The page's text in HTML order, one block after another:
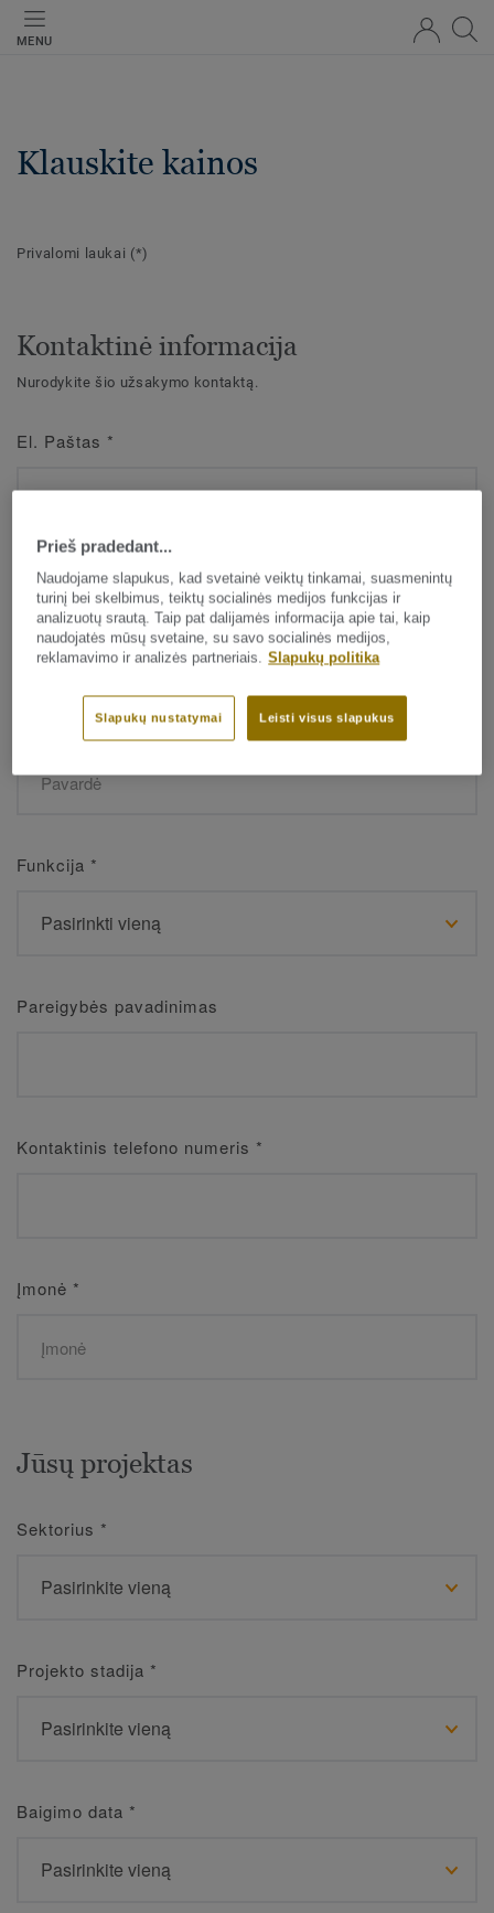
MENU
Klauskite kainos
Privalomi laukai (*)
Kontaktinė informacija
Nurodykite šio užsakymo kontaktą.
El. Paštas *
Vardas*
*
Funkcija *
Pareigybės pavadinimas
Kontaktinis telefono numeris *
Įmonė *
Jūsų projektas
Sektorius *
Projekto stadija *
Baigimo data *
Prieš pradedant...
Naudojame slapukus, kad svetainė veiktų tinkamai, suasmenintų
turinį bei skelbimus, teiktų socialinės medijos funkcijas ir
analizuotų srautą. Taip pat dalijamės informacija apie tai, kaip
naudojatės mūsų svetaine, su savo socialinės medijos,
reklamavimo ir analizės partneriais. Slapukų politika
Leisti visus slapukus
Slapukų nustatymai